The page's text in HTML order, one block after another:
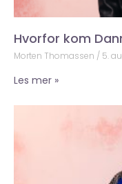
Hvorfor kom
Morten Thomassen 5.
Les mer »